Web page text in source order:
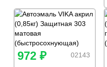
02143
972 ₽